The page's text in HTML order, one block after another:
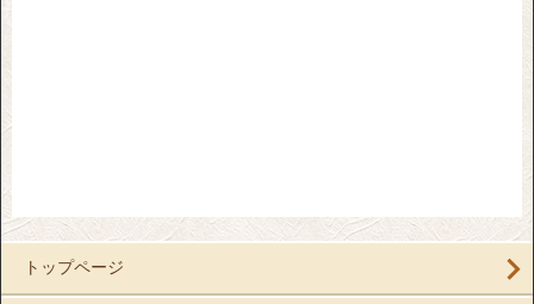
トップページ